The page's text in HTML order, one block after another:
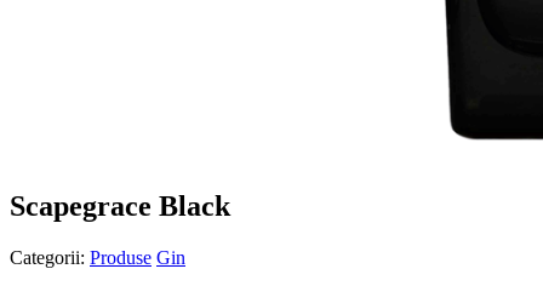
Scapegrace Black
Categorii: Produse Gin